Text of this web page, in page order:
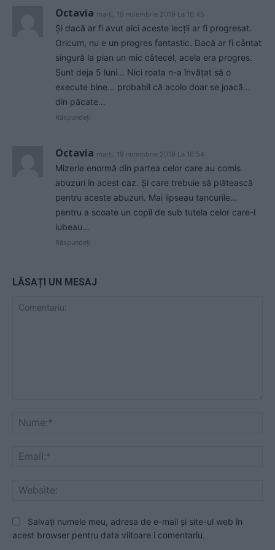
Octavia marți, 19 noiembrie 2019 La 16.45
Și dacă ar fi avut aici aceste lecții ar fi progresat.
Oricum, nu e un progres fantastic. Dacă ar fi cântat
singură la pian un mic câtecel, acela era progres.
Sunt deja 5 luni… Nici roata n-a învățat să o
execute bine… probabil că acolo doar se joacă…
din păcate…
Răspundeți
Octavia marți, 19 noiembrie 2019 La 16.54
Mizerie enormă din partea celor care au comis
abuzuri în acest caz. Și care trebuie să plătească
pentru aceste abuzuri. Mai lipseau tancurile…
pentru a scoate un copil de sub tutela celor care-l
iubeau…
Răspundeți
LĂSAȚI UN MESAJ
Salvați numele meu, adresa de e-mail și site-ul web în
acest browser pentru data viitoare i comentariu.